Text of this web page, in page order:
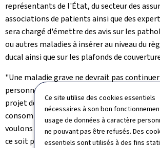
Ce site utilise des cookies essentiels
nécessaires à son bon
usage de données à caractère
ne pouvant pas être refusés. Des
essentiels sont utilisés à des fins
représentants de l'État, du secteur des
associations de patients ainsi que des
sera chargé d'émettre des avis sur les
ou autres maladies à insérer au niveau du
ducal ainsi que sur les plafonds de
"Une maladie grave ne devrait pas continuer
personne toute sa vie. En ayant inscrit le
projet de loi et en le rendant encore plus
consommateur avec ce projet de
voulons lever des obstacles injustifiés à
ce soit pour l'acquisition d'un logement ou